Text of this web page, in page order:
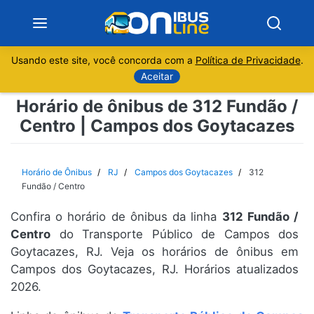
Sobre
São Paulo
Rio de Janeiro
Espírito Santo
Paraná
Usando este site, você concorda com a Política de Privacidade.
Aceitar
Horário de ônibus de 312 Fundão /
Centro | Campos dos Goytacazes
Horário de Ônibus RJ Campos dos Goytacazes
312
Fundão / Centro
Confira o horário de ônibus da linha 312 Fundão /
Centro do Transporte Público de Campos dos
Goytacazes, RJ. Veja os horários de ônibus em
Campos dos Goytacazes, RJ. Horários atualizados
2026.